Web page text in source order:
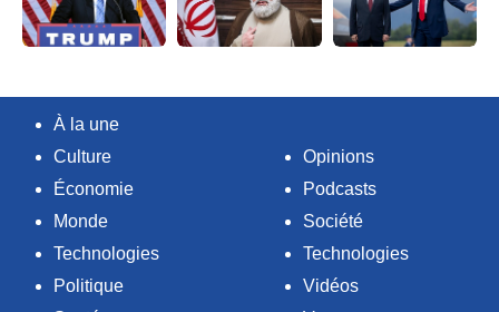
À la une
Culture
Économie
Monde
Technologies
Politique
Opinions
Podcasts
Société
Technologies
Vidéos